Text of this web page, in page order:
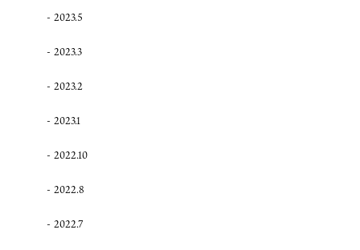
2023.5
2023.3
2023.2
2023.1
2022.10
2022.8
2022.7